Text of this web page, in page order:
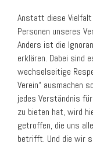
Anstatt diese Vielfalt
Personen unseres
Anders ist die
erklären. Dabei sind
wechselseitige
Verein“ ausmachen
jedes Verständnis
zu bieten hat, wird
getroffen, die uns
betrifft. Und die wir